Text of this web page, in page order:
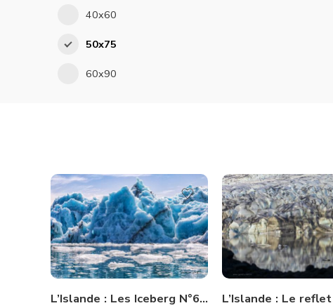
40x60
50x75
60x90
L’Islande : Les Iceberg N°63 IS